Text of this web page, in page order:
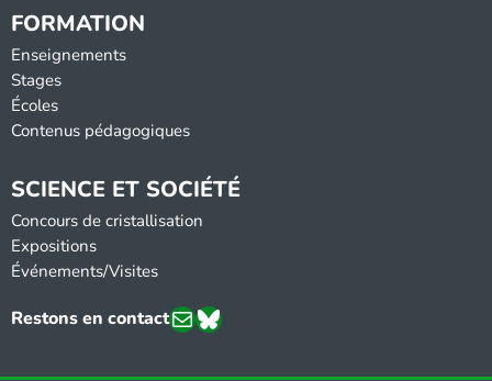
FORMATION
Enseignements
Stages
Écoles
Contenus pédagogiques
SCIENCE ET SOCIÉTÉ
Concours de cristallisation
Expositions
Événements/Visites
Restons en contactE-mailBluesky